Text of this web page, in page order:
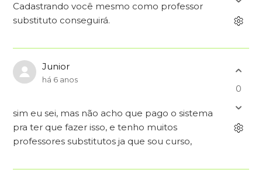
Cadastrando você mesmo como professor
substituto conseguirá.
Junior
há 6 anos
sim eu sei, mas não acho que pago o sistema
pra ter que fazer isso, e tenho muitos
professores substitutos ja que sou curso,
0